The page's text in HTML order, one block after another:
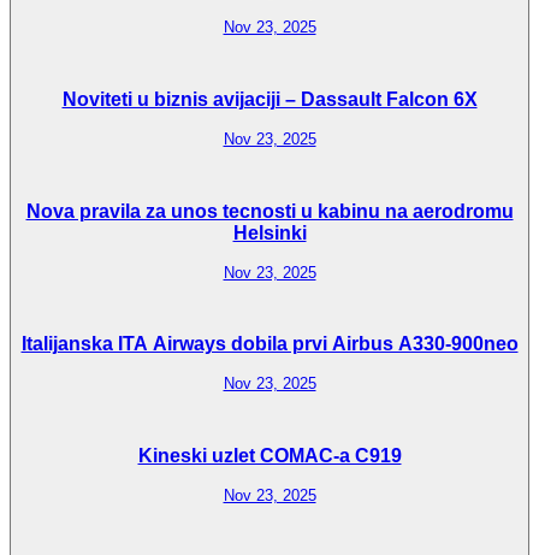
Nov 23, 2025
Noviteti u biznis avijaciji – Dassault Falcon 6X
Nov 23, 2025
Nova pravila za unos tecnosti u kabinu na aerodromu
Helsinki
Nov 23, 2025
Italijanska ITA Airways dobila prvi Airbus A330-900neo
Nov 23, 2025
Kineski uzlet COMAC-a C919
Nov 23, 2025